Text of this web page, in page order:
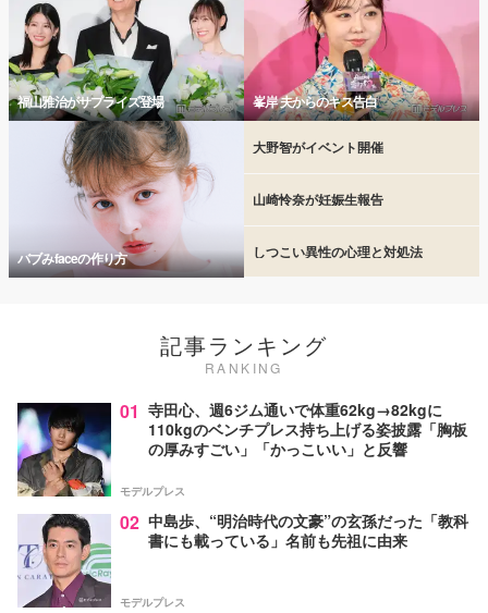
福山雅治がサプライズ登場 峯岸 夫からのキス告白
バブみfaceの作り方
大野智がイベント開催
山崎怜奈が妊娠生報告
しつこい異性の心理と対処法
記事ランキング
RANKING
01 寺田心、週6ジム通いで体重62kg→82kgに
110kgのベンチプレス持ち上げる姿披露「胸板
の厚みすごい」「かっこいい」と反響
モデルプレス
02 中島歩、“明治時代の文豪”の玄孫だった「教科
書にも載っている」名前も先祖に由来
モデルプレス